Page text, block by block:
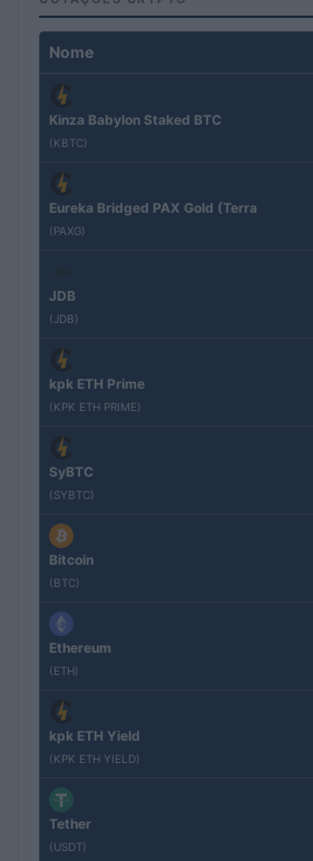
Nome
Kinza Babylon Staked BTC
(KBTC)
Eureka Bridged PAX Gold (Terra
(PAXG)
JDB
(JDB)
kpk ETH Prime
(KPK ETH PRIME)
SyBTC
(SYBTC)
Bitcoin
(BTC)
Ethereum
(ETH)
kpk ETH Yield
(KPK ETH YIELD)
Tether
(USDT)